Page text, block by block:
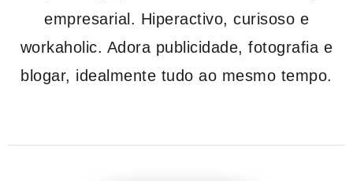
empresarial. Hiperactivo, curisoso e
workaholic. Adora publicidade, fotografia e
blogar, idealmente tudo ao mesmo tempo.